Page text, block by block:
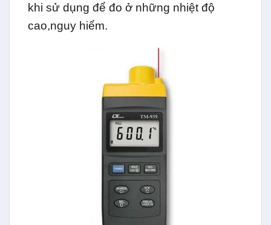
khi sử dụng để đo ở những nhiệt độ
cao,nguy hiểm.